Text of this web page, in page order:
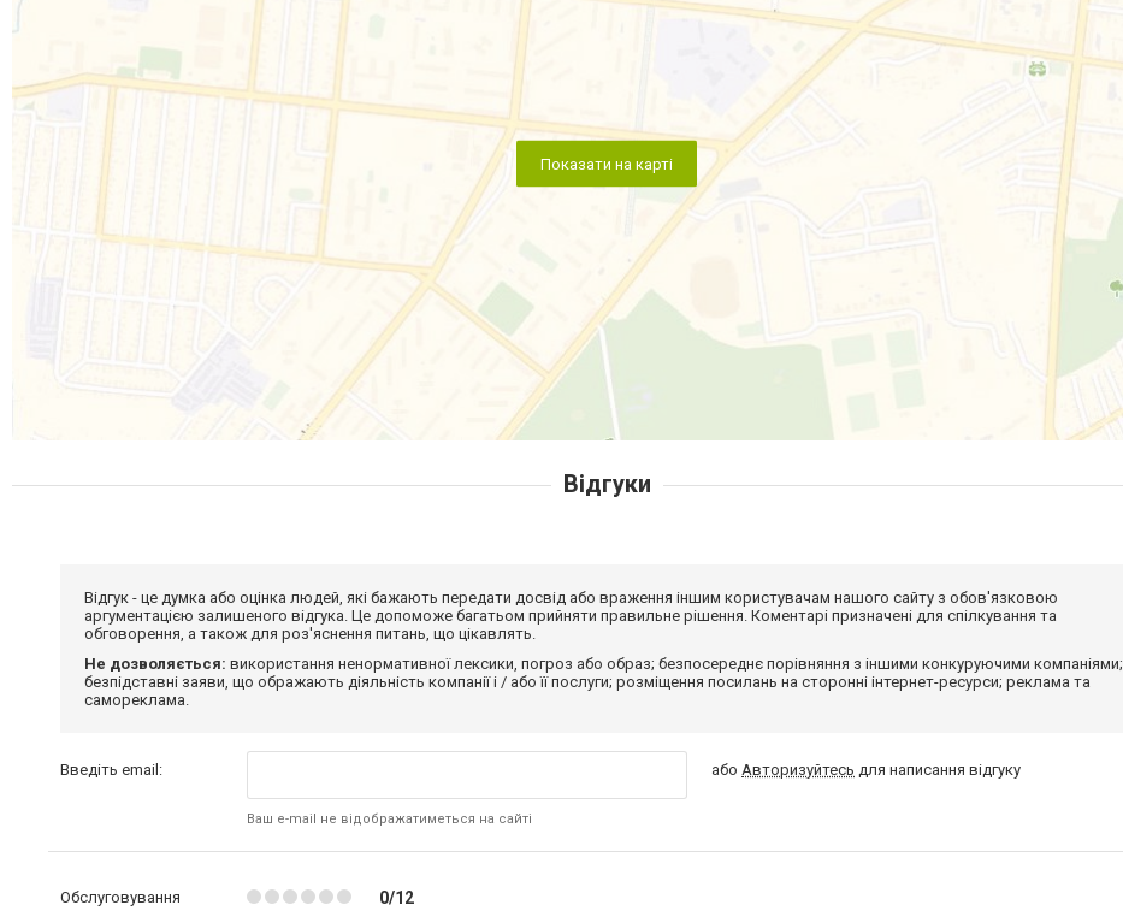
Показати на карті
Відгуки
Відгук - це думка або оцінка людей, які бажають передати досвід або враження іншим користувачам нашого сайту з обов'язковою
аргументацією залишеного відгука. Це допоможе багатьом прийняти правильне рішення. Коментарі призначені для спілкування та
обговорення, а також для роз'яснення питань, що цікавлять.
Не дозволяється: використання ненормативної лексики, погроз або образ; безпосереднє порівняння з іншими конкуруючими компаніями;
безпідставні заяви, що ображають діяльність компанії і / або її послуги; розміщення посилань на сторонні інтернет-ресурси; реклама та
самореклама.
Введіть email:
Ваш e-mail не відображатиметься на сайті
або Авторизуйтесь для написання відгуку
Обслуговування 0/12